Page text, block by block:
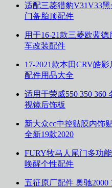
适配三菱猎豹V31V33
门备胎顶配件
用于16-21款三菱欧蓝
车改装配件
17-2021款本田CRV皓
配件用品大全
适用于荣威550 350 360
视镜后饰板
新大众cc中控贴膜内饰
全新19款2020
FURY牧马人尾门多功
唤醒个性配件
五征原厂配件 奥驰2000